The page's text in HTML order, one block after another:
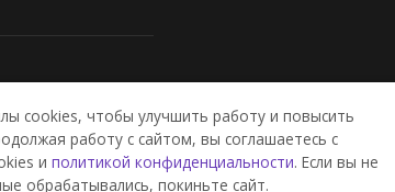
промышленности и
cookies, чтобы улучшить работу и повысить
работу с сайтом, вы соглашаетесь с
и политикой конфиденциальности. Если вы не
обрабатывались, покиньте сайт.